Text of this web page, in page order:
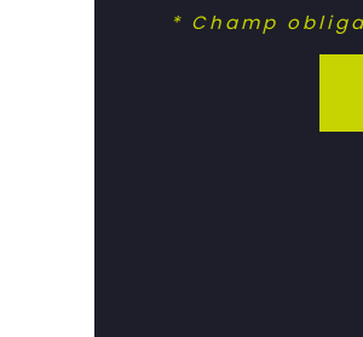
* Champ